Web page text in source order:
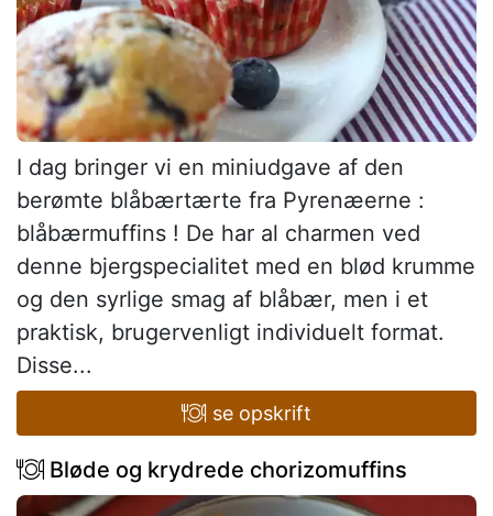
I dag bringer vi en miniudgave af den
berømte blåbærtærte fra Pyrenæerne :
blåbærmuffins ! De har al charmen ved
denne bjergspecialitet med en blød krumme
og den syrlige smag af blåbær, men i et
praktisk, brugervenligt individuelt format.
Disse...
se opskrift
Bløde og krydrede chorizomuffins